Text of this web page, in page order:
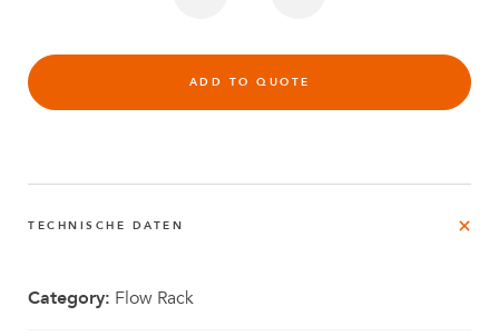
ADD TO QUOTE
TECHNISCHE DATEN
Category: Flow Rack